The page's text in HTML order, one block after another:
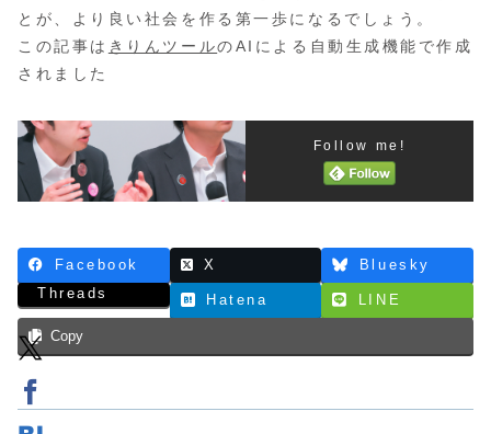
とが、より良い社会を作る第一歩になるでしょう。
この記事は きりんツールのAIによる自動生成機能で作成
されました
Follow me!
Facebook X
Bluesky
Threads
Hatena LINE
Copy